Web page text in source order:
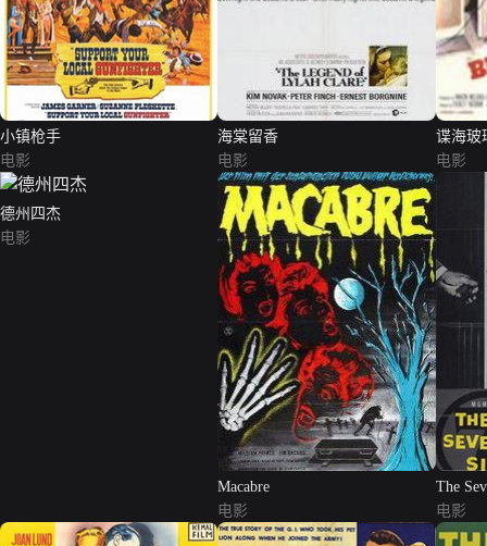
小镇枪手
电影
海棠留香
电影
谍海玻
电影
德州四杰
电影
Macabre
电影
The
电影